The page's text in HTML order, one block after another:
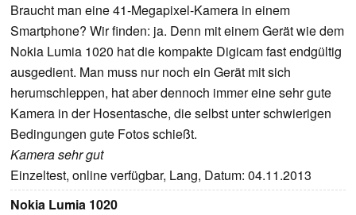
Braucht man eine 41-Megapixel-Kamera in einem
Smartphone? Wir finden: ja. Denn mit einem Gerät wie dem
Nokia Lumia 1020 hat die kompakte Digicam fast endgültig
ausgedient. Man muss nur noch ein Gerät mit sich
herumschleppen, hat aber dennoch immer eine sehr gute
Kamera in der Hosentasche, die selbst unter schwierigen
Bedingungen gute Fotos schießt.
Kamera sehr gut
Einzeltest, online verfügbar, Lang, Datum: 04.11.2013
Nokia Lumia 1020